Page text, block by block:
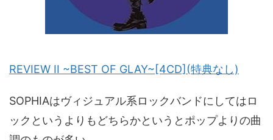
REVIEW II ~BEST OF GLAY~[4CD](特典なし)
SOPHIAはヴィジュアル系ロックバンドにしてはロ
ックというよりもどちらかというとポップよりの曲